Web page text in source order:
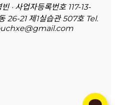
· 사업자등록번호 117-13-
26-21 제1실습관 507호 Tel.